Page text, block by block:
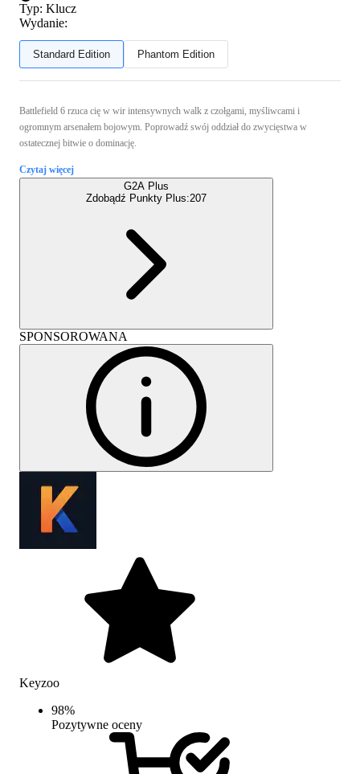
Typ: Klucz
Wydanie:
Standard Edition Phantom Edition
Battlefield 6 rzuca cię w wir intensywnych walk z czołgami, myśliwcami i
ogromnym arsenałem bojowym. Poprowadź swój oddział do zwycięstwa w
ostatecznej bitwie o dominację.
Czytaj więcej
G2A Plus
Zdobądź Punkty Plus:207
SPONSOROWANA
Keyzoo
98%
Pozytywne oceny